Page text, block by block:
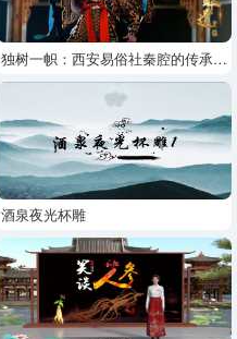
独树一帜：西安易俗社秦腔的传承与创新
酒泉夜光杯雕